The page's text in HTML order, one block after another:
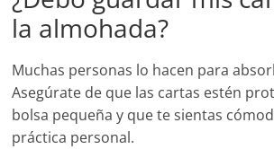
la almohada?
Muchas personas lo hacen para
Asegúrate de que las cartas estén
bolsa pequeña y que te sientas
práctica personal.